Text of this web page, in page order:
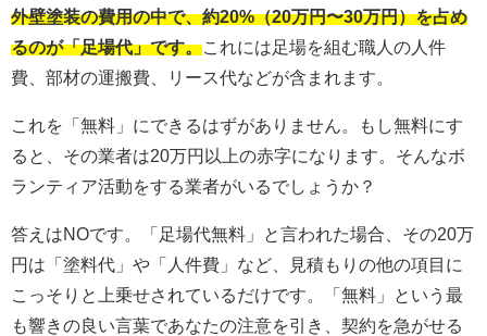
外壁塗装の費用の中で、約20%（20万円〜30万円）を占め
るのが「足場代」です。 これには足場を組む職人の人件
費、部材の運搬費、リース代などが含まれます。
これを「無料」にできるはずがありません。もし無料にす
ると、その業者は20万円以上の赤字になります。そんなボ
ランティア活動をする業者がいるでしょうか？
答えはNOです。「足場代無料」と言われた場合、その20万
円は「塗料代」や「人件費」など、見積もりの他の項目に
こっそりと上乗せされているだけです。「無料」という最
も響きの良い言葉であなたの注意を引き、契約を急がせる